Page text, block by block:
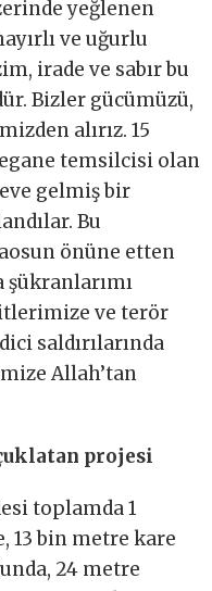
yeğlenen
ve uğurlu
irade ve sabır bu
Bizler gücümüzü,
alırız. 15
temsilcisi olan
gelmiş bir
Bu
önüne etten
şükranlarımı
ve terör
saldırılarında
Allah’tan
projesi
toplamda 1
13 bin metre kare
24 metre